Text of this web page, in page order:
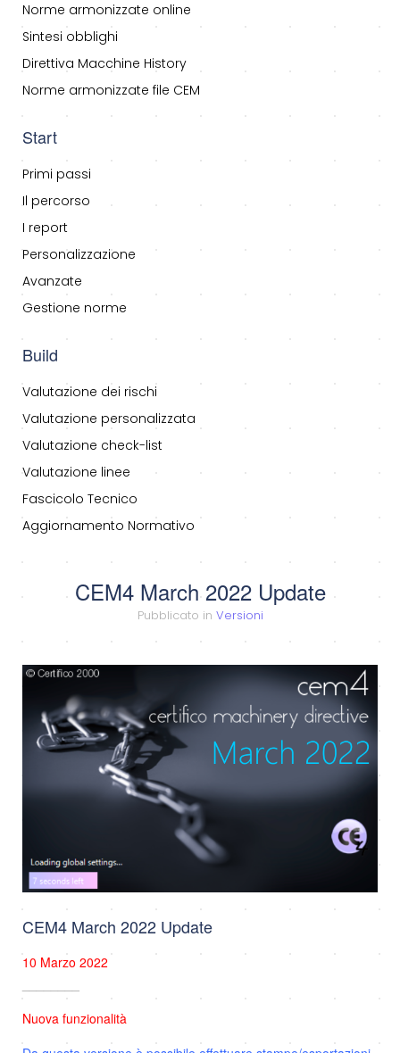
Norme armonizzate online
Sintesi obblighi
Direttiva Macchine History
Norme armonizzate file CEM
Start
Primi passi
Il percorso
I report
Personalizzazione
Avanzate
Gestione norme
Build
Valutazione dei rischi
Valutazione personalizzata
Valutazione check-list
Valutazione linee
Fascicolo Tecnico
Aggiornamento Normativo
CEM4 March 2022 Update
Pubblicato in Versioni
CEM4 March 2022 Update
10 Marzo 2022
Nuova funzionalità